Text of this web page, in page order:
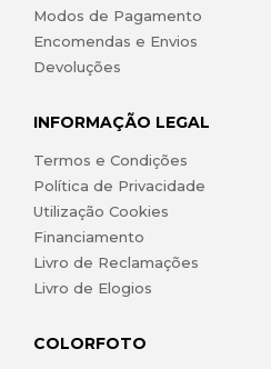
Modos de Pagamento
Encomendas e Envios
Devoluções
INFORMAÇÃO LEGAL
Termos e Condições
Política de Privacidade
Utilização Cookies
Financiamento
Livro de Reclamações
Livro de Elogios
COLORFOTO